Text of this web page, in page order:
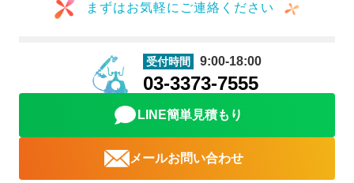
まずはお気軽にご連絡ください
受付時間 9:00-18:00
03-3373-7555
LINE簡単見積もり
メールお問い合わせ